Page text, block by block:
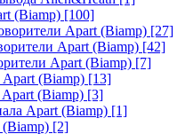
(Biamp) [100]
Apart (Biamp) [27]
Apart (Biamp) [42]
Apart (Biamp) [7]
(Biamp) [13]
(Biamp) [3]
Apart (Biamp) [1]
[2]